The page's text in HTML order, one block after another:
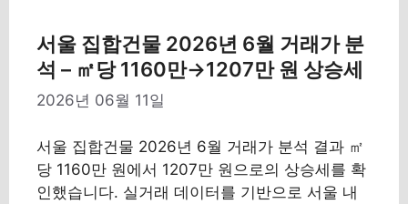
서울 집합건물 2026년 6월 거래가 분
석 – ㎡당 1160만→1207만 원 상승세
2026년 06월 11일
서울 집합건물 2026년 6월 거래가 분석 결과 ㎡
당 1160만 원에서 1207만 원으로의 상승세를 확
인했습니다. 실거래 데이터를 기반으로 서울 내